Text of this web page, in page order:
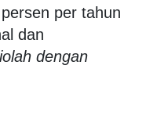
per tahun
dan
dengan